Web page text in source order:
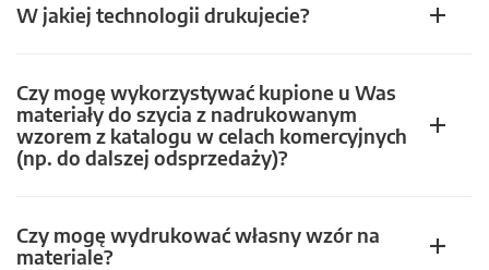
W jakiej technologii drukujecie?
Czy mogę wykorzystywać kupione u Was
materiały do szycia z nadrukowanym
wzorem z katalogu w celach komercyjnych
(np. do dalszej odsprzedaży)?
Czy mogę wydrukować własny wzór na
materiale?